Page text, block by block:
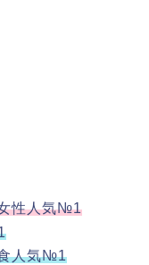
性人気№1
人気№1